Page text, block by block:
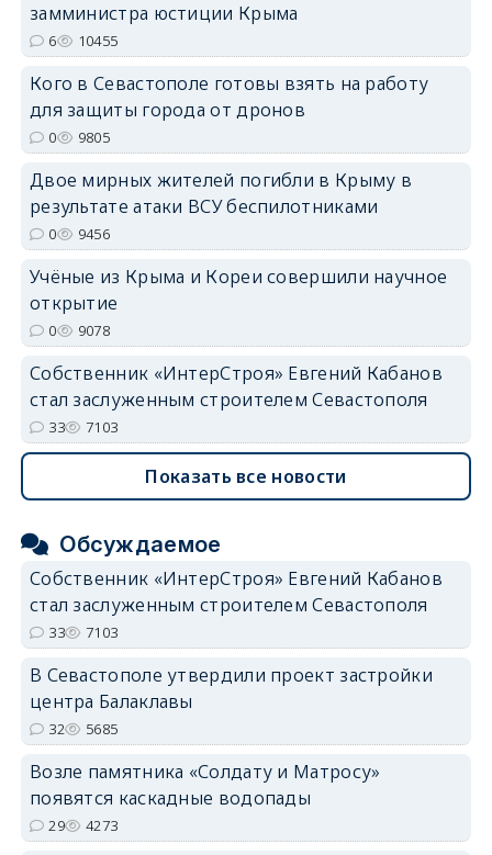
замминистра юстиции Крыма
6 10455
Кого в Севастополе готовы взять на работу
для защиты города от дронов
0 9805
Двое мирных жителей погибли в Крыму в
результате атаки ВСУ беспилотниками
0 9456
Учёные из Крыма и Кореи совершили научное
открытие
0 9078
Собственник «ИнтерСтроя» Евгений Кабанов
стал заслуженным строителем Севастополя
33 7103
Показать все новости
Обсуждаемое
Собственник «ИнтерСтроя» Евгений Кабанов
стал заслуженным строителем Севастополя
33 7103
В Севастополе утвердили проект застройки
центра Балаклавы
32 5685
Возле памятника «Солдату и Матросу»
появятся каскадные водопады
29 4273